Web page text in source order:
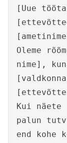
[Uue
Oleme
nime],
Kui
palun
end kohe